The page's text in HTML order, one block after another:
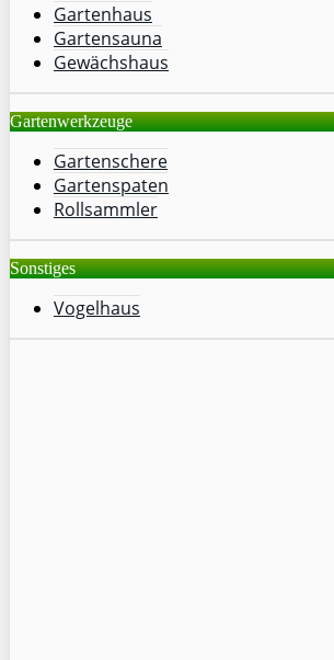
Gartenhaus
Gartensauna
Gewächshaus
Gartenwerkzeuge
Gartenschere
Gartenspaten
Rollsammler
Sonstiges
Vogelhaus